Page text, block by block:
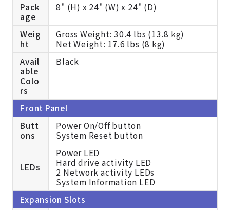
Pack
age
8" (H) x 24" (W) x 24" (D)
Weig
ht
Gross Weight: 30.4 lbs (13.8 kg)
Net Weight: 17.6 lbs (8 kg)
Avail
able
Colo
rs
Black
Front Panel
Butt
ons
Power On/Off button
System Reset button
LEDs
Power LED
Hard drive activity LED
2 Network activity LEDs
System Information LED
Expansion Slots